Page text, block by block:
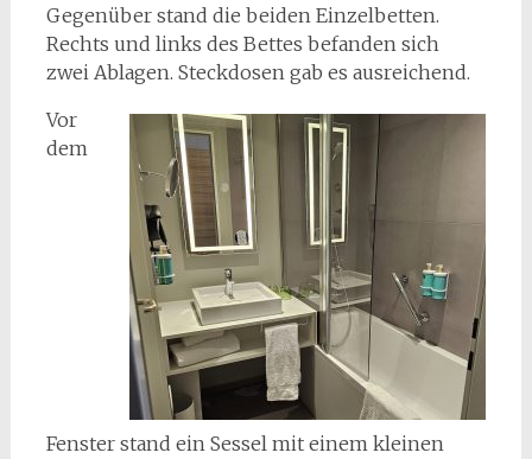
Gegenüber stand die beiden Einzelbetten.
Rechts und links des Bettes befanden sich
zwei Ablagen. Steckdosen gab es ausreichend.
Vor
dem
Fenster stand ein Sessel mit einem kleinen